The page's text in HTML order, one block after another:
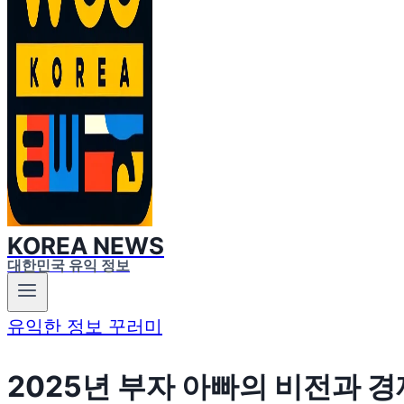
KOREA NEWS
대한민국 유익 정보
유익한 정보 꾸러미
2025년 부자 아빠의 비전과 경